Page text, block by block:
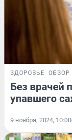
ЗДОРОВЬЕ ОБЗОР
Без врачей
упавшего
9 ноября, 2024, 10:00